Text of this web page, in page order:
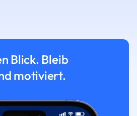
Blick. Bleib
motiviert.